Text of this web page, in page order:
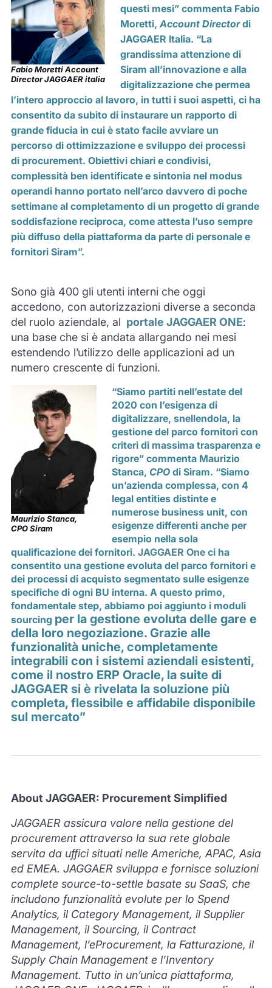
Fabio Moretti Account
Director JAGGAER italia
questi mesi” commenta Fabio
Moretti, Account Directordi
JAGGAER Italia. “La
grandissima attenzione di
Siram all’innovazione e alla
digitalizzazione che permea
l’intero approccio al lavoro, in tutti i suoi aspetti, ci ha
consentito da subito di instaurare un rapporto di
grande fiducia in cui è stato facile avviare un
percorso di ottimizzazione e sviluppo dei processi
di procurement. Obiettivi chiari e condivisi,
complessità ben identificate e sintonia nel modus
operandi hanno portato nell’arco davvero di poche
settimane al completamento di un progetto di grande
soddisfazione reciproca, come attesta l’uso sempre
più diffuso della piattaforma da parte di personale e
fornitori Siram”.
Sono già 400 gli utenti interni che oggi
accedono, con autorizzazioni diverse a seconda
del ruolo aziendale, al portale JAGGAER ONE:
una base che si è andata allargando nei mesi
estendendo l’utilizzo delle applicazioni ad un
numero crescente di funzioni.
Maurizio Stanca,
CPO Siram
“Siamo partiti nell’estate del
2020 con l’esigenza di
digitalizzare, snellendola, la
gestione del parco fornitori con
criteri di massima trasparenza e
rigore” commenta Maurizio
Stanca, CPOdi Siram. “Siamo
un’azienda complessa, con 4
legal entities distinte e
numerose business unit, con
esigenze differenti anche per
esempio nella sola
qualificazione dei fornitori. JAGGAER Oneci ha
consentito una gestione evoluta del parco fornitori e
dei processi di acquisto segmentato sulle esigenze
specifiche di ogni BU interna. A questo primo,
fondamentale step, abbiamo poi aggiunto i moduli
sourcing per la gestione evoluta delle gare e
della loro negoziazione. Grazie alle
funzionalità uniche, completamente
integrabili con i sistemi aziendali esistenti,
come il nostro ERP Oracle, la suite di
JAGGAER si è rivelata la soluzione più
completa, flessibile e affidabile disponibile
sul mercato”
About JAGGAER: Procurement Simplified
JAGGAER assicura valore nella gestione del
procurement attraverso la sua rete globale
servita da uffici situati nelle Americhe, APAC, Asia
ed EMEA. JAGGAER sviluppa e fornisce soluzioni
complete source-to-settle basate su SaaS, che
includono funzionalità evolute per lo Spend
Analytics, il Category Management, il Supplier
Management, il Sourcing, il Contract
Management, l’eProcurement, la Fatturazione, il
Supply Chain Management e l’Inventory
Management. Tutto in un’unica piattaforma,